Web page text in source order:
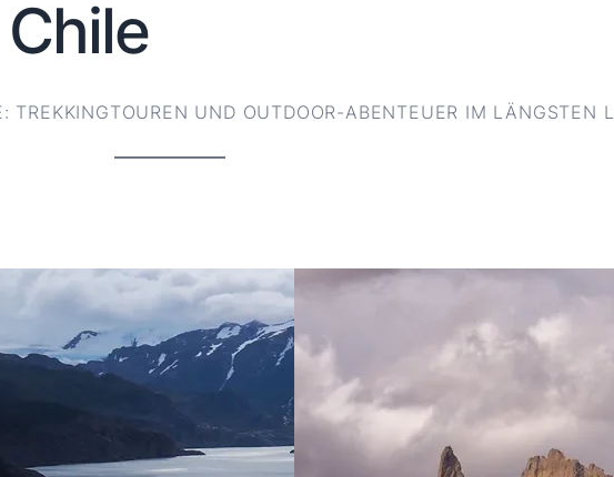
Chile
TREKKINGTOUREN UND OUTDOOR-ABENTEUER IM LÄNGSTEN